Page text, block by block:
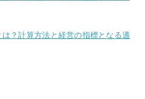
？計算方法と経営の指標となる適